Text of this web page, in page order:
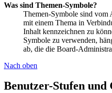
Was sind Themen-Symbole?
Themen-Symbole sind vom
mit einem Thema in
Inhalt kennzeichnen zu
Symbole zu verwenden,
ab, die die Board-
Nach oben
Benutzer-Stufen und